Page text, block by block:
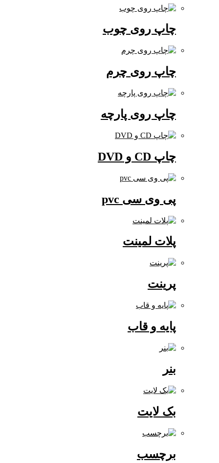
چاپ روی چوب
چاپ روی چرم
چاپ روی پارچه
پی وی سی pvc
پلات لمینت
پایه و قاب